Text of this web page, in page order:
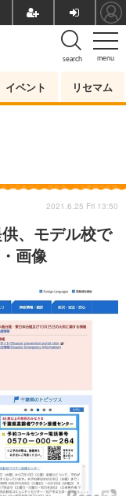
menu
search
イベント リセマム
、モデル校で
画像
2021.6.25 Fri 13:50